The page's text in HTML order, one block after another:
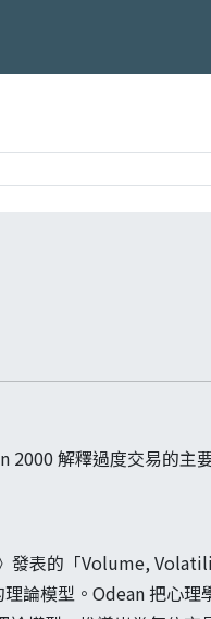
2000 解釋過度交易的主
發表的「Volume,
論模型。Odean 把心理